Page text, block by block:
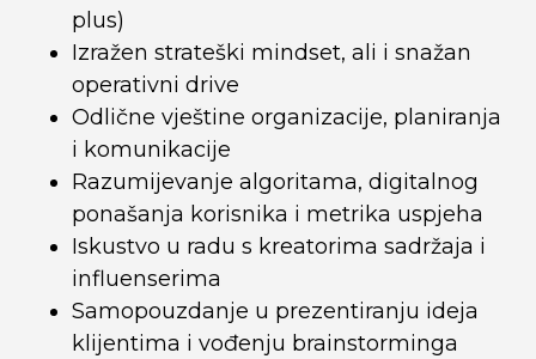
plus)
Izražen strateški mindset, ali i snažan
operativni drive
Odlične vještine organizacije, planiranja
i komunikacije
Razumijevanje algoritama, digitalnog
ponašanja korisnika i metrika uspjeha
Iskustvo u radu s kreatorima sadržaja i
influenserima
Samopouzdanje u prezentiranju ideja
klijentima i vođenju brainstorminga